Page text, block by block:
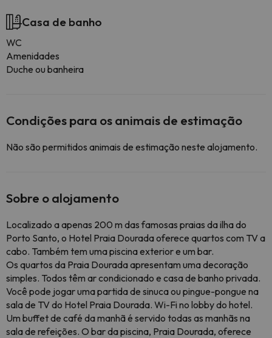
Casa de banho
WC
Amenidades
Duche ou banheira
Condições para os animais de estimação
Não são permitidos animais de estimação neste alojamento.
Sobre o alojamento
Localizado a apenas 200 m das famosas praias da ilha do
Porto Santo, o Hotel Praia Dourada oferece quartos com TV a
cabo. Também tem uma piscina exterior e um bar.
Os quartos da Praia Dourada apresentam uma decoração
simples. Todos têm ar condicionado e casa de banho privada.
Você pode jogar uma partida de sinuca ou pingue-pongue na
sala de TV do Hotel Praia Dourada. Wi-Fi no lobby do hotel.
Um buffet de café da manhã é servido todas as manhãs na
sala de refeições. O bar da piscina, Praia Dourada, oferece